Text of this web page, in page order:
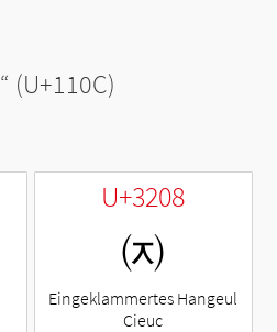
“ (U+110C)
U+3208
㈈
Eingeklammertes Hangeul
Cieuc